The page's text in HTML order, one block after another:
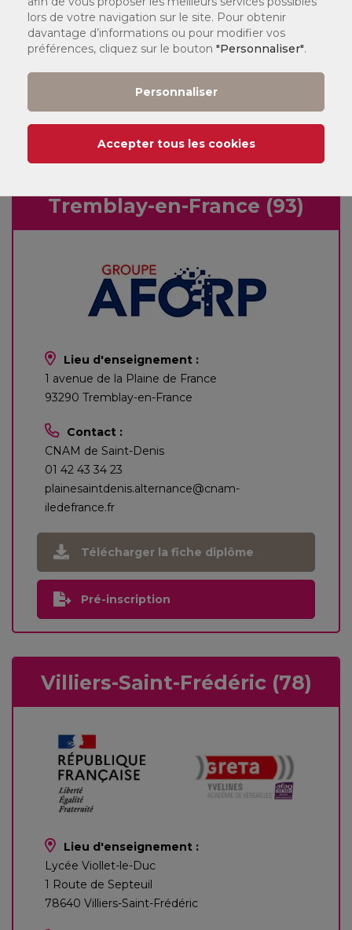
Contact et Informations
Où suivre ma formation ?
Tremblay-en-France (93)
Lieu d'enseignement :
1 avenue de la Plaine de France
93290 Tremblay-en-France
Contact :
CNAM de Saint-Denis
01 42 43 34 23
plainesaintdenis.alternance@cnam-
iledefrance.fr
Télécharger la fiche diplôme
Pré-inscription
Villiers-Saint-Frédéric (78)
Lieu d'enseignement :
Lycée Viollet-le-Duc
1 Route de Septeuil
78640 Villiers-Saint-Frédéric
lors de votre navigation sur le site. Pour obtenir
davantage d’informations ou pour modifier vos
préférences, cliquez sur le bouton "Personnaliser".
Personnaliser
Accepter tous les cookies